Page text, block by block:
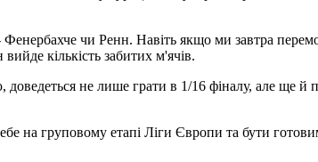
чи Ренн. Навіть якщо ми завтра
кількість забитих м'ячів.
не лише грати в 1/16 фіналу, але ще й
на груповому етапі Ліги Європи та бути